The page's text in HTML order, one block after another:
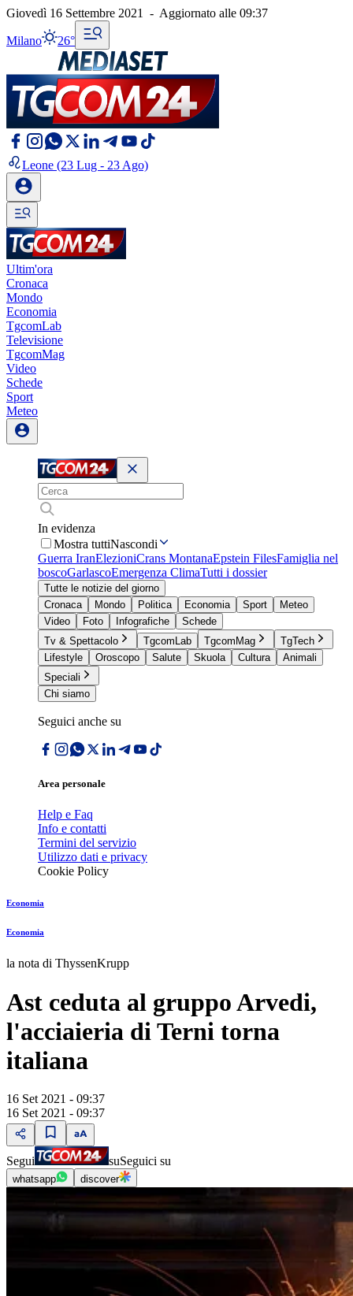
Giovedì 16 Settembre 2021 - Aggiornato alle 09:37
Milano 26°
Leone (23 Lug - 23 Ago)
Ultim'ora
Cronaca
Mondo
Economia
TgcomLab
Televisione
TgcomMag
Video
Schede
Sport
Meteo
In evidenza
Mostra tuttiNascondi
Guerra IranElezioniCrans MontanaEpstein FilesFamiglia nel
boscoGarlascoEmergenza ClimaTutti i dossier
Tutte le notizie del giorno
Cronaca
Mondo Politica Economia Sport
Meteo
Video
Foto Infografiche
Schede
Tv & Spettacolo
TgcomLab TgcomMag
TgTech
Lifestyle
Oroscopo Salute Skuola Cultura
Animali
Speciali
Chi siamo
Seguici anche su
Area personale
Help e Faq
Info e contatti
Termini del servizio
Utilizzo dati e privacy
Cookie Policy
Economia
Economia
la nota di ThyssenKrupp
Ast ceduta al gruppo Arvedi,
l'acciaieria di Terni torna
italiana
16 Set 2021 - 09:37
16 Set 2021 - 09:37
Segui suSeguici su
whatsapp discover